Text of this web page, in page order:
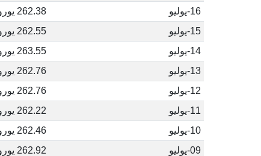
16-يوليو
262.38 يورو
15-يوليو
262.55 يورو
14-يوليو
263.55 يورو
13-يوليو
262.76 يورو
12-يوليو
262.76 يورو
11-يوليو
262.22 يورو
10-يوليو
262.46 يورو
09-يوليو
262.92 يورو